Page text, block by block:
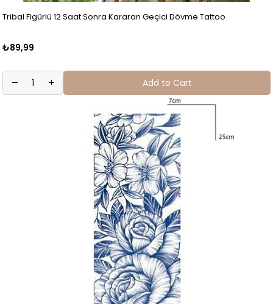
Tribal Figürlü 12 Saat Sonra Kararan Geçici Dövme Tattoo
₺89,99
Add to Cart